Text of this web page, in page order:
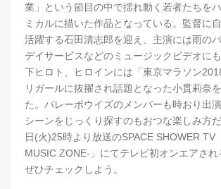
業」という節目の中で揺れ動く若者たちを
ミカルに描いた作品となっている。監督に
活躍する石田清志郎を迎え、主演には雨の
デイサービスなどのミュージックビデオに
下ヒロト、ヒロインには「東京マラソン
リガールに抜擢され話題となった小貫莉奈
た。バレーボウイズのメンバーも時おり出
シーンをじっくり探すのもおつな楽しみ方
日(火)25時より放送のSPACE SHOWER TV
MUSIC ZONE-」にてテレビ初オンエアされ
ぜひチェックしよう。